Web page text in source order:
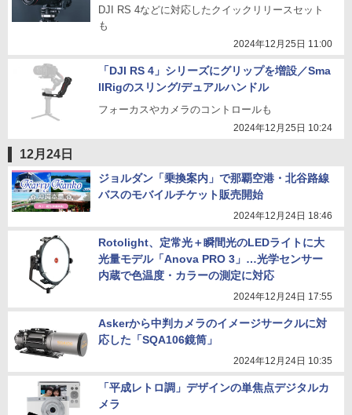
DJI RS 4などに対応したクイックリリースセット
も
2024年12月25日 11:00
「DJI RS 4」シリーズにグリップを増設／Sma
llRigのスリング/デュアルハンドル
フォーカスやカメラのコントロールも
2024年12月25日 10:24
12月24日
ジョルダン「乗換案内」で那覇空港・北谷路線
バスのモバイルチケット販売開始
2024年12月24日 18:46
Rotolight、定常光＋瞬間光のLEDライトに大
光量モデル「Anova PRO 3」…光学センサー
内蔵で色温度・カラーの測定に対応
2024年12月24日 17:55
Askerから中判カメラのイメージサークルに対
応した「SQA106鏡筒」
2024年12月24日 10:35
「平成レトロ調」デザインの単焦点デジタルカ
メラ